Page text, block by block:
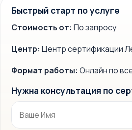
Быстрый старт по услуге
Стоимость от: По запросу
Центр: Центр сертификации
Формат работы: Онлайн по
Нужна консультация по